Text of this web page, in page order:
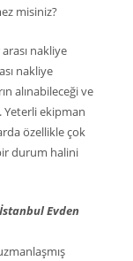
misiniz?
nakliye
alınabileceği ve
ekipman
özellikle çok
durum halini
Evden